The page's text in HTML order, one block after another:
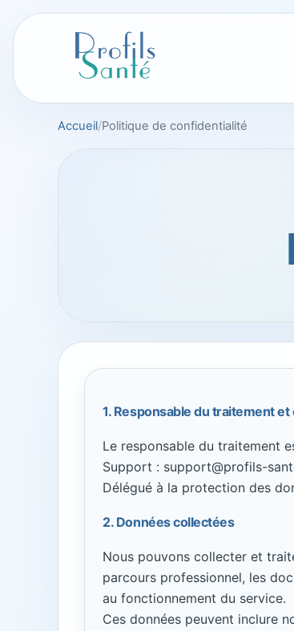
Accueil Politique de confidentialité
1. Responsable du traitement
Le responsable du traitement
Support : support@profils-
Délégué à la protection des
2. Données collectées
Nous pouvons collecter et
parcours professionnel, les
au fonctionnement du service.
Ces données peuvent inclure